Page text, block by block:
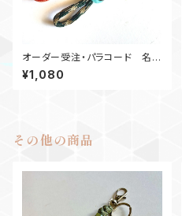
オーダー受注・パラコード 名入
りキーホルダー・コブラ ネーム
タグ
¥1,080
その他の商品